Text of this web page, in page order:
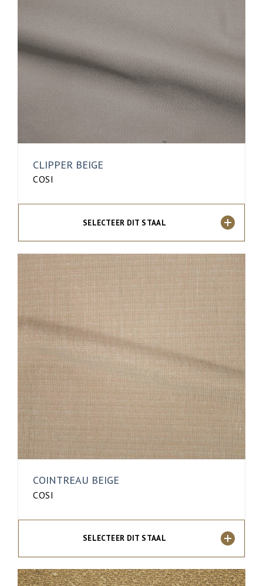
CLIPPER BEIGE
COSI
SELECTEER DIT STAAL
COINTREAU BEIGE
COSI
SELECTEER DIT STAAL